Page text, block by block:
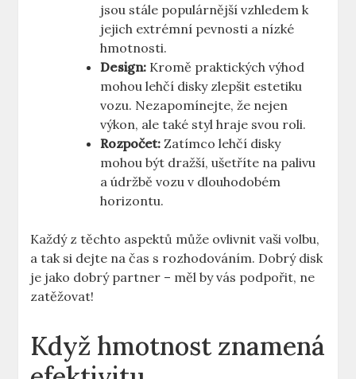
jsou stále ⁤populárnější vzhledem k
jejich ⁢extrémní pevnosti a⁣ nízké
⁣hmotnosti.
Design: Kromě‍ praktických⁤ výhod
mohou lehčí disky zlepšit estetiku
vozu. Nezapomínejte, že‌ nejen
výkon, ale ⁢také styl hraje svou⁤ roli.
Rozpočet: Zatímco lehčí disky
mohou být⁤ dražší, ušetříte na palivu
a údržbě vozu​ v ⁢dlouhodobém
horizontu.
Každý z těchto aspektů může ovlivnit vaši volbu,​
a tak si dejte na čas ‌s rozhodováním. ‌Dobrý disk
je jako dobrý partner – měl by ‍vás podpořit, ne
zatěžovat!
Když ‍hmotnost znamená